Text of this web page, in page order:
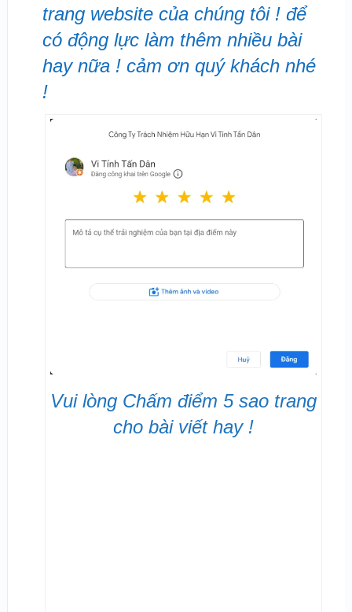
trang website của chúng tôi ! để
có động lực làm thêm nhiều bài
hay nữa ! cảm ơn quý khách nhé
!
Vui lòng Chấm điểm 5 sao trang
cho bài viết hay !